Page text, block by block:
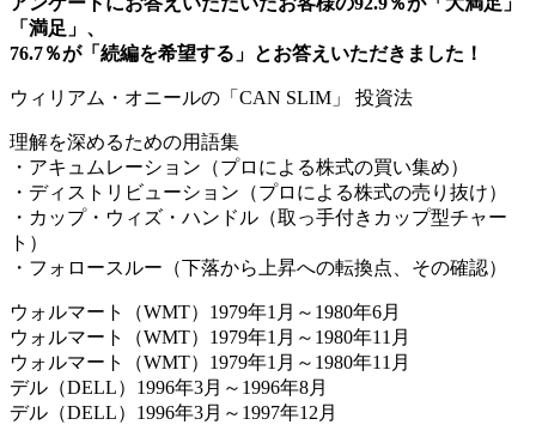
「満足」、
76.7％が「続編を希望する」とお答えいただきました！
ウィリアム・オニールの「CAN SLIM」 投資法
理解を深めるための用語集
・アキュムレーション（プロによる株式の買い集め）
・ディストリビューション（プロによる株式の売り抜け）
・カップ・ウィズ・ハンドル（取っ手付きカップ型チャー
ト）
・フォロースルー（下落から上昇への転換点、その確認）
ウォルマート（WMT）1979年1月～1980年6月
ウォルマート（WMT）1979年1月～1980年11月
ウォルマート（WMT）1979年1月～1980年11月
デル（DELL）1996年3月～1996年8月
デル（DELL）1996年3月～1997年12月